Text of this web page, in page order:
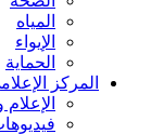
المياه
الإيواء
الحماية
المركز